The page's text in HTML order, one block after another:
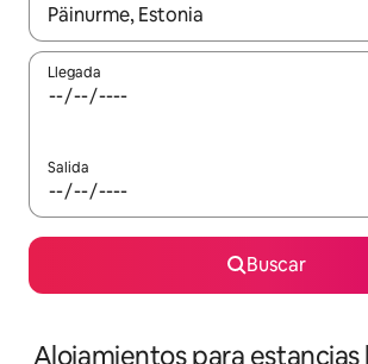
Cuando los resultados estén
Llegada
Salida
Buscar
Alojamientos para estancias